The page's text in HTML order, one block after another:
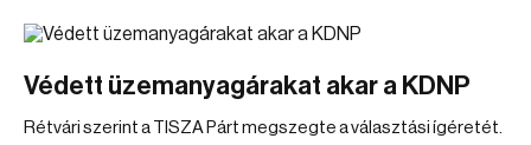
Védett üzemanyagárakat akar a KDNP
Rétvári szerint a TISZA Párt megszegte a választási ígéretét.